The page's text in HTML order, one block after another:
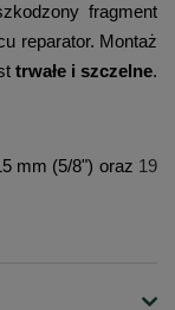
fragment
reparator. Montaż
trwałe i szczelne.
mm (5/8") oraz 19